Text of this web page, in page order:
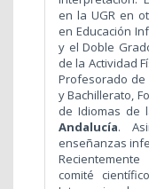
en la UGR en
en Educación
y el Doble
de la Actividad
Profesorado de
y Bachillerato,
de Idiomas de
Andalucía.
enseñanzas
comité